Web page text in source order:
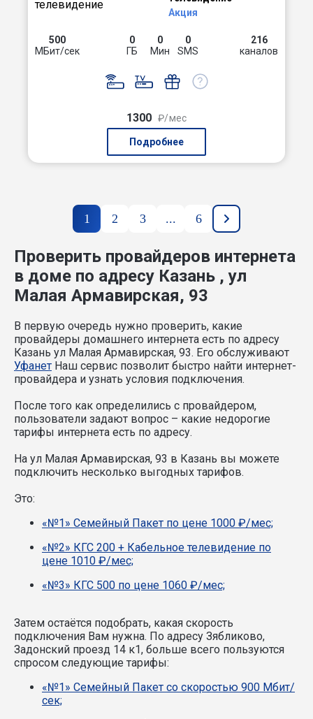
Акция
500
МБит/сек
0
ГБ
0
Мин
0
SMS
216
каналов
1300 ₽/мес
Подробнее
1 2 3 ... 6
Проверить провайдеров интернета
в доме по адресу Казань , ул
Малая Армавирская, 93
В первую очередь нужно проверить, какие
провайдеры домашнего интернета есть по адресу
Казань ул Малая Армавирская, 93. Его обслуживают
Уфанет Наш сервис позволит быстро найти интернет-
провайдера и узнать условия подключения.
После того как определились с провайдером,
пользователи задают вопрос – какие недорогие
тарифы интернета есть по адресу.
На ул Малая Армавирская, 93 в Казань вы можете
подключить несколько выгодных тарифов.
Это:
«№1» Семейный Пакет по цене 1000 ₽/мес;
«№2» КГС 200 + Кабельное телевидение по
цене 1010 ₽/мес;
«№3» КГС 500 по цене 1060 ₽/мес;
Затем остаётся подобрать, какая скорость
подключения Вам нужна. По адресу Зябликово,
Задонский проезд 14 к1, больше всего пользуются
спросом следующие тарифы:
«№1» Семейный Пакет со скоростью 900 Мбит/
сек;